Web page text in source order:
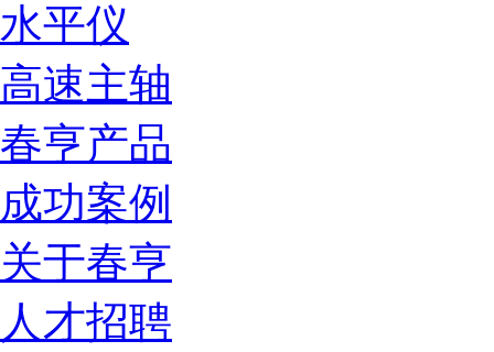
水平仪
高速主轴
春亨产品
成功案例
关于春亨
人才招聘